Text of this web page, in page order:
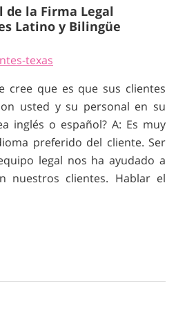
de la Firma Legal
Latino y Bilingüe
cree que es que sus clientes
usted y su personal en su
inglés o español? A: Es muy
preferido del cliente. Ser
legal nos ha ayudado a
nuestros clientes. Hablar el